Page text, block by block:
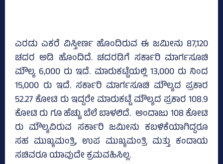
ಎರಡು ಎಕರೆ ವಿಸ್ತೀರ್ಣ ಹೊಂದಿರುವ ಈ ಜಮೀನು 87,120
ಚದರ ಅಡಿ ಹೊಂದಿದೆ. ಚದರಡಿಗೆ ಸರ್ಕಾರಿ ಮಾರ್ಗಸೂಚಿ
ಮೌಲ್ಯ 6,000 ರು ಇದೆ. ಮಾರುಕಟ್ಟೆಯಲ್ಲಿ 13,000 ರು ನಿಂದ
15,000 ರು ಇದೆ. ಸರ್ಕಾರಿ ಮಾರ್ಗಸೂಚಿ ಮೌಲ್ಯದ ಪ್ರಕಾರ
52.27 ಕೋಟಿ ರು ಇದ್ದರೇ ಮಾರುಕಟ್ಟೆ ಮೌಲ್ಯದ ಪ್ರಕಾರ 108.9
ಕೋಟಿ ರು ಗೂ ಹೆಚ್ಚು ಬೆಲೆ ಬಾಳಲಿದೆ. ಅಂದಾಜು 108 ಕೋಟಿ
ರು ಮೌಲ್ಯವಿರುವ ಸರ್ಕಾರಿ ಜಮೀನು ಕಬಳಿಕೆಯಾಗಿದ್ದರೂ
ಸಹ ಮುಖ್ಯಮಂತ್ರಿ, ಉಪ ಮುಖ್ಯಮಂತ್ರಿ ಮತ್ತು ಕಂದಾಯ
ಸಚಿವರೂ ಯಾವುದೇ ಕ್ರಮವಹಿಸಿಲ್ಲ.